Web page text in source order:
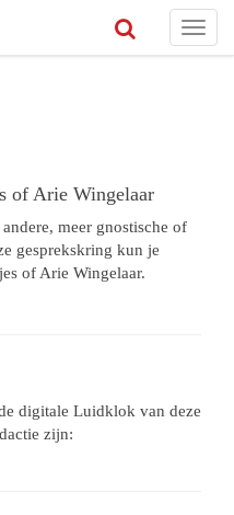
of Arie Wingelaar
meer gnostische of
gesprekskring kun je
of Arie Wingelaar.
digitale Luidklok van deze
zijn: